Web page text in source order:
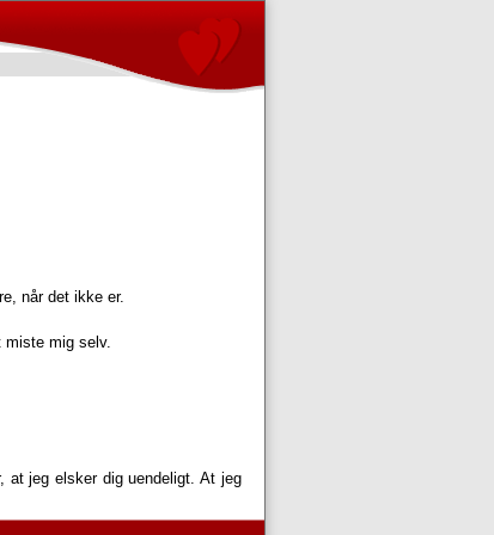
når det ikke er.
mig selv.
at jeg elsker dig uendeligt. At jeg